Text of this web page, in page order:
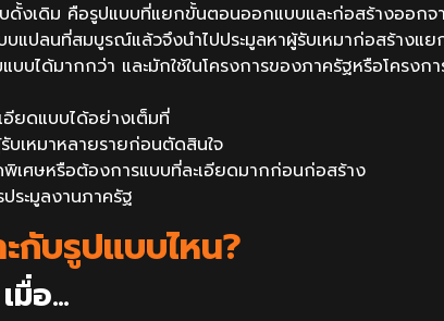
ดั้งเดิม คือรูปแบบที่แยกขั้นตอนออกแบบและก่อสร้างออกจ
แปลนที่สมบูรณ์แล้วจึงนำไปประมูลหาผู้รับเหมาก่อสร้างแ
บบได้มากกว่า และมักใช้ในโครงการของภาครัฐหรือโครง
อียดแบบได้อย่างเต็มที่
บเหมาหลายรายก่อนตัดสินใจ
พิเศษหรือต้องการแบบที่ละเอียดมากก่อนก่อสร้าง
ระมูลงานภาครัฐ
กับรูปแบบไหน?
มื่อ…